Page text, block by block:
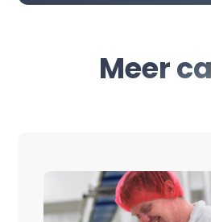
Meer